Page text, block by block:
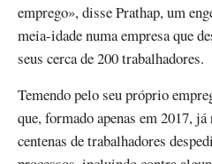
emprego», disse Prathap, um
meia-idade numa empresa que
seus cerca de 200 trabalhadores.
Temendo pelo seu próprio
que, formado apenas em 2017,
centenas de trabalhadores